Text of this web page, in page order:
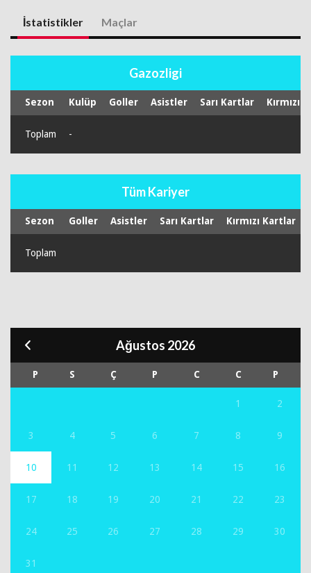
İstatistikler Maçlar
Gazozligi
Sezon Kulüp Goller Asistler Sarı Kartlar Kırmızı
Toplam -
Tüm Kariyer
Sezon Goller Asistler Sarı Kartlar Kırmızı Kartlar
Toplam
Ağustos 2026
P S Ç P C C P
1 2
3 4 5 6 7 8 9
10 11 12 13 14 15 16
17 18 19 20 21 22 23
24 25 26 27 28 29 30
31